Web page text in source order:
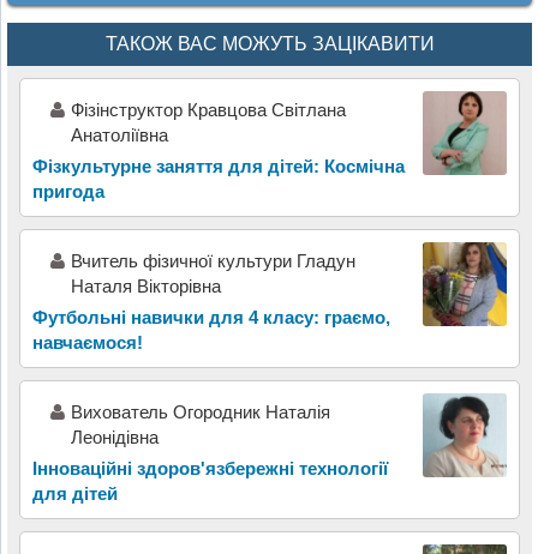
ТАКОЖ ВАС МОЖУТЬ ЗАЦІКАВИТИ
Фізінструктор Кравцова Світлана
Анатоліївна
Фізкультурне заняття для дітей: Космічна
пригода
Вчитель фізичної культури Гладун
Наталя Вікторівна
Футбольні навички для 4 класу: граємо,
навчаємося!
Вихователь Огородник Наталія
Леонідівна
Інноваційні здоров'язбережні технології
для дітей